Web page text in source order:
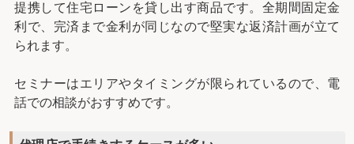
提携して住宅ローンを貸し出す商品です。全期間固定金
利で、完済まで金利が同じなので堅実な返済計画が立て
られます。
セミナーはエリアやタイミングが限られているので、電
話での相談がおすすめです。